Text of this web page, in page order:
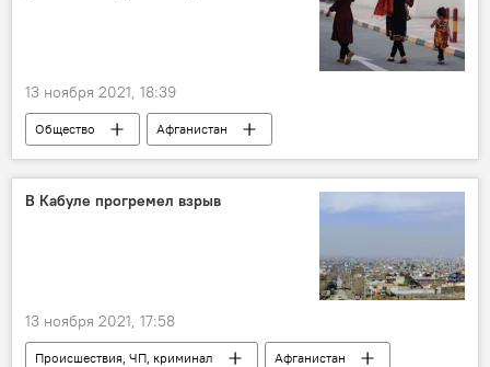
13 ноября 2021, 18:39
Общество Афганистан
В Кабуле прогремел взрыв
13 ноября 2021, 17:58
Происшествия, ЧП, криминал
Афганистан